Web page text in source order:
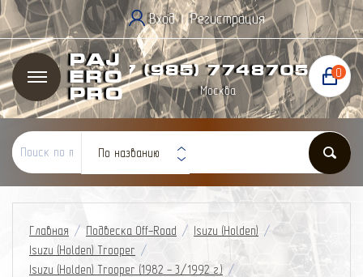
Вход | Регистрация
Paj
ero
Pro
+7 (985) 7748705
Москва
0
По названию
Главная / Подвеска Off-Road / Isuzu (Holden) /
Isuzu (Holden) Trooper /
Isuzu (Holden) Trooper (1982 - 3/1992 г.) /